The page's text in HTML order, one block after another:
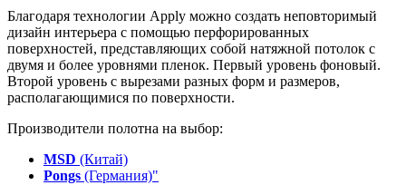
Благодаря технологии Apply можно создать неповторимый
дизайн интерьера с помощью перфорированных
поверхностей, представляющих собой натяжной потолок с
двумя и более уровнями пленок. Первый уровень фоновый.
Второй уровень с вырезами разных форм и размеров,
располагающимися по поверхности.
Производители полотна на выбор:
MSD (Китай)
Pongs (Германия)"